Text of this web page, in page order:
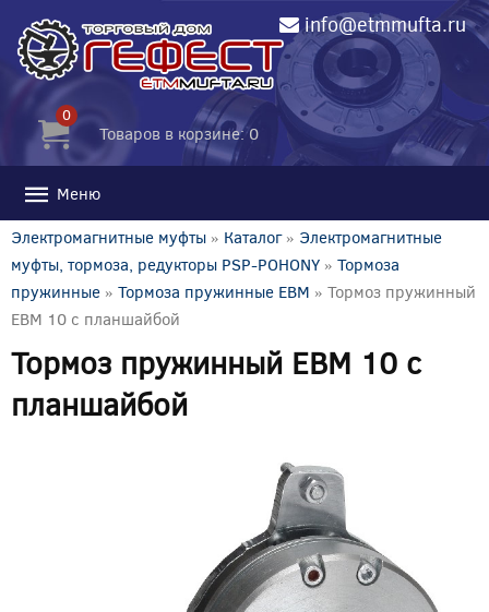
info@etmmufta.ru
0
Товаров в корзине: 0
Меню
Электромагнитные муфты » Каталог» Электромагнитные
муфты, тормоза, редукторы PSP-POHONY » Тормоза
пружинные » Тормоза пружинные EBM » Тормоз пружинный
EBM 10 с планшайбой
Тормоз пружинный EBM 10 с
планшайбой